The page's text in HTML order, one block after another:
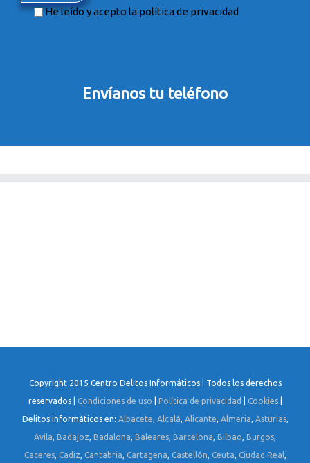
He leído y acepto la política de privacidad
Envíanos tu teléfono
Copyright 2015 Centro Delitos Informáticos | Todos los derechos
reservados | Condiciones de uso Política de privacidad Cookies|
Delitos informáticos en: Albacete, Alcalá, Alicante, Almeria, Asturias,
Avila, Badajoz, Badalona, Baleares, Barcelona, Bilbao, Burgos,
Caceres, Cadiz, Cantabria, Cartagena, Castellón, Ceuta, Ciudad Real,